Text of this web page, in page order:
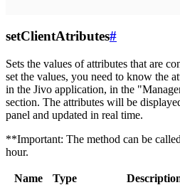
setClientAtributes#
Sets the values ​​of attributes that are
set the values, you need to know the
in the Jivo application, in the
section. The attributes will be
panel and updated in real time.
**Important: The method can be
hour.
Name Type